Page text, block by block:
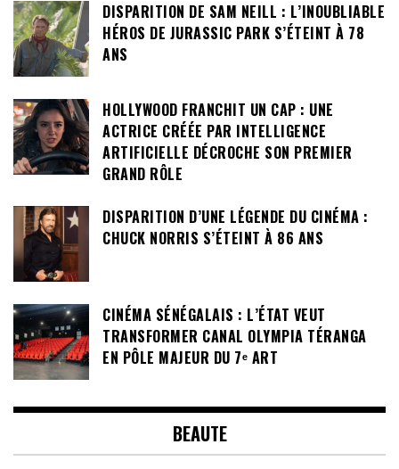
DISPARITION DE SAM NEILL : L’INOUBLIABLE
HÉROS DE JURASSIC PARK S’ÉTEINT À 78
ANS
HOLLYWOOD FRANCHIT UN CAP : UNE
ACTRICE CRÉÉE PAR INTELLIGENCE
ARTIFICIELLE DÉCROCHE SON PREMIER
GRAND RÔLE
DISPARITION D’UNE LÉGENDE DU CINÉMA :
CHUCK NORRIS S’ÉTEINT À 86 ANS
CINÉMA SÉNÉGALAIS : L’ÉTAT VEUT
TRANSFORMER CANAL OLYMPIA TÉRANGA
EN PÔLE MAJEUR DU 7ᵉ ART
BEAUTE